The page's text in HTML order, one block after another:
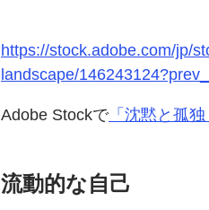
https://stock.adobe.com/jp/
landscape/
Adobe Stockで「沈黙と 孤独
流動的な自己